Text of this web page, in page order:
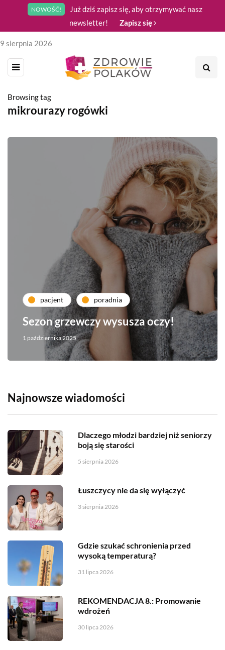
NOWOŚĆ!
Już dziś zapisz się, aby otrzymywać nasz
newsletter!
Zapisz się
9 sierpnia 2026
Browsing tag
mikrourazy rogówki
pacjent poradnia
Sezon grzewczy wysusza oczy!
1 października 2025
Najnowsze wiadomości
Dlaczego młodzi bardziej niż seniorzy
boją się starości
5 sierpnia 2026
Łuszczycy nie da się wyłączyć
3 sierpnia 2026
Gdzie szukać schronienia przed
wysoką temperaturą?
31 lipca 2026
REKOMENDACJA 8.: Promowanie
wdrożeń
30 lipca 2026